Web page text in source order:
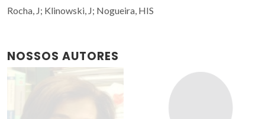
Rocha, J; Klinowski, J; Nogueira, HIS
NOSSOS AUTORES